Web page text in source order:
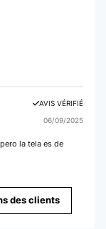
AVIS VÉRIFIÉ
06/09/2025
la tela es de
des clients